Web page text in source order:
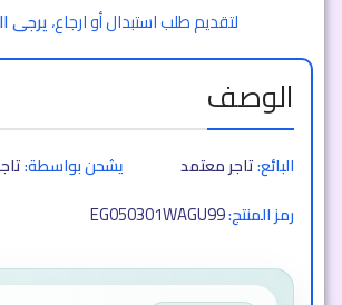
لتقديم طلب استبدال أو ارجاع،يرجى
الوصف
البائع:تاجر معتمد يشحن بواسطة:
رمز المنتج:EG050301WAGU99